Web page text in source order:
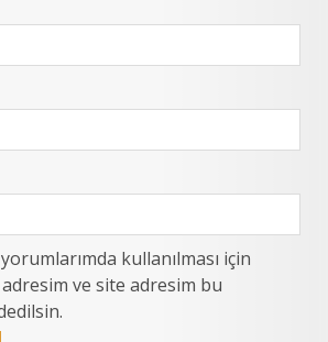
kullanılması için
ve site adresim bu